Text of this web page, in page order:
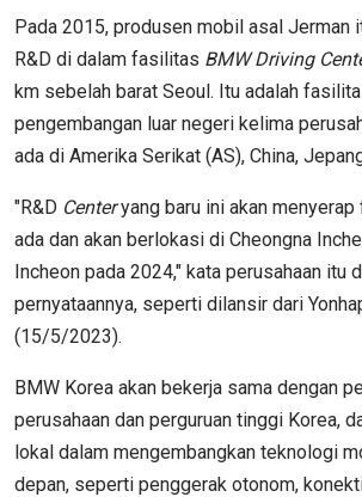
Pada 2015, produsen mobil asal Jerman
R&D di dalam fasilitas BMW Driving
km sebelah barat Seoul. Itu adalah
pengembangan luar negeri kelima
ada di Amerika Serikat (AS), China,
"R&D Centeryang baru ini akan menyerap
ada dan akan berlokasi di Cheongna
Incheon pada 2024," kata perusahaan itu
pernyataannya, seperti dilansir dari
(15/5/2023).
BMW Korea akan bekerja sama dengan
perusahaan dan perguruan tinggi Korea,
lokal dalam mengembangkan teknologi
depan, seperti penggerak otonom,